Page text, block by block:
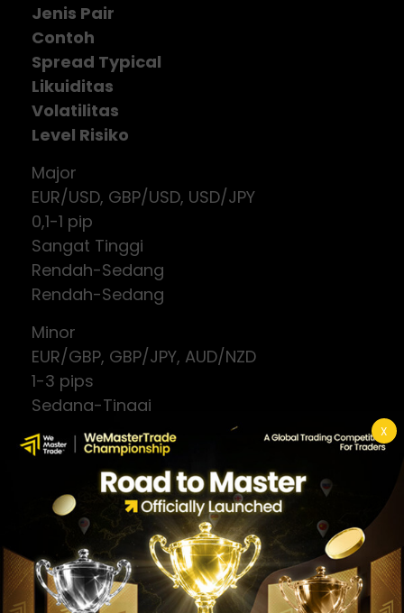
X
Jenis Pair
Contoh
Spread Typical
Likuiditas
Volatilitas
Level Risiko
Major
EUR/USD, GBP/USD, USD/JPY
0,1-1 pip
Sangat Tinggi
Rendah-Sedang
Rendah-Sedang
Minor
EUR/GBP, GBP/JPY, AUD/NZD
1-3 pips
Sedang-Tinggi
Sedang
Sedang
Exotic
USD/TRY, USD/ZAR, USD/MXN
5-50+ pips
Rendah
Sangat Tinggi